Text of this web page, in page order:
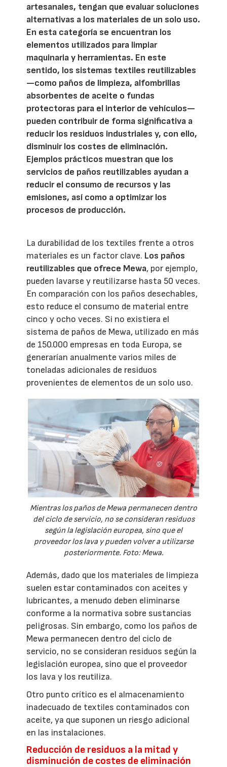
artesanales, tengan que evaluar soluciones
alternativas a los materiales de un solo uso.
En esta categoría se encuentran los
elementos utilizados para limpiar
maquinaria y herramientas. En este
sentido, los sistemas textiles reutilizables
—como paños de limpieza, alfombrillas
absorbentes de aceite o fundas
protectoras para el interior de vehículos—
pueden contribuir de forma significativa a
reducir los residuos industriales y, con ello,
disminuir los costes de eliminación.
Ejemplos prácticos muestran que los
servicios de paños reutilizables ayudan a
reducir el consumo de recursos y las
emisiones, así como a optimizar los
procesos de producción.
La durabilidad de los textiles frente a otros
materiales es un factor clave. Los paños
reutilizables que ofrece Mewa, por ejemplo,
pueden lavarse y reutilizarse hasta 50 veces.
En comparación con los paños desechables,
esto reduce el consumo de material entre
cinco y ocho veces. Si no existiera el
sistema de paños de Mewa, utilizado en más
de 150.000 empresas en toda Europa, se
generarían anualmente varios miles de
toneladas adicionales de residuos
provenientes de elementos de un solo uso.
Mientras los paños de Mewa permanecen dentro
del ciclo de servicio, no se consideran residuos
según la legislación europea, sino que el
proveedor los lava y pueden volver a utilizarse
posteriormente. Foto: Mewa.
Además, dado que los materiales de limpieza
suelen estar contaminados con aceites y
lubricantes, a menudo deben eliminarse
conforme a la normativa sobre sustancias
peligrosas. Sin embargo, como los paños de
Mewa permanecen dentro del ciclo de
servicio, no se consideran residuos según la
legislación europea, sino que el proveedor
los lava y los reutiliza.
Otro punto crítico es el almacenamiento
inadecuado de textiles contaminados con
aceite, ya que suponen un riesgo adicional
en las instalaciones.
Reducción de residuos a la mitad y
disminución de costes de eliminación